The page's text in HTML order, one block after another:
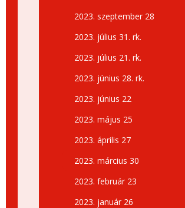
2023. szeptember 28
2023. július 31. rk.
2023. július 21. rk.
2023. június 28. rk.
2023. június 22
2023. május 25
2023. április 27
2023. március 30
2023. február 23
2023. január 26